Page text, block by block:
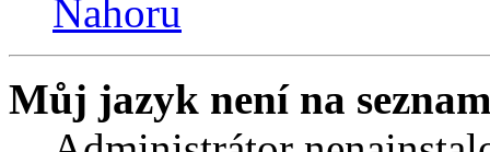
Nahoru
Můj jazyk není na